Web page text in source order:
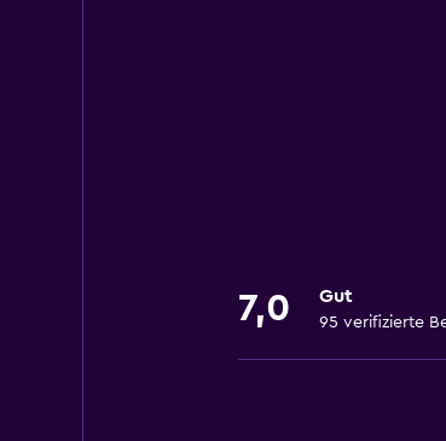
7,0 Gut
95 verifizierte